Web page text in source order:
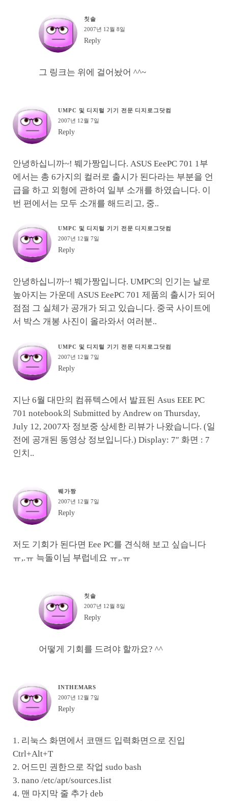
칫솔
2007년 12월 8일
Reply
그 링크는 위에 걸어놨어 ^^~
UMPC 및 디지털 기기 전문 디지로그닷컴
2007년 12월 7일
Reply
안녕하십니까~! 붸가짱입니다. ASUS EeePC 701 1부
에서는 총 6가지의 컬러로 출시가 된다라는 부분을 언
급을 하고 외형에 관하여 일부 소개를 하였습니다. 이
번 편에서는 모두 소개를 해드리고, 중..
UMPC 및 디지털 기기 전문 디지로그닷컴
2007년 12월 7일
Reply
안녕하십니까~! 붸가짱입니다. UMPC의 인기는 날로
높아지는 가운데 ASUS EeePC 701 제품의 출시가 되어
점점 그 실체가 공개가 되고 있습니다. 중국 사이트에
서 박스 개봉 사진이 올라와서 여러분..
UMPC 및 디지털 기기 전문 디지로그닷컴
2007년 12월 7일
Reply
지난 6월 대만의 컴퓨텍스에서 발표된 Asus EEE PC
701 notebook의 Submitted by Andrew on Thursday,
July 12, 2007자 정보중 상세한 리뷰가 나왔습니다. (일
전에 공개된 동영상 정보입니다.) Display: 7″ 화면 : 7
인치..
붸가짱
2007년 12월 7일
Reply
저도 기회가 된다면 Eee PC를 견식해 보고 싶습니다
ㅠ,.ㅠ 늑돌이님 부럽네요 ㅠ,.ㅠ
칫솔
2007년 12월 8일
Reply
어떻게 기회를 드려야 할까요? ^^
INTHEMARS
2007년 12월 7일
Reply
1. 리눅스 화면에서 코맨드 입력화면으로 진입
Ctrl+Alt+T
2. 어드민 권한으로 작업 sudo bash
3. nano /etc/apt/sources.list
4. 맨 마지막 줄 추가 deb